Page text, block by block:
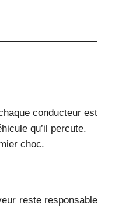
conducteur est
qu’il percute.
choc.
reste responsable